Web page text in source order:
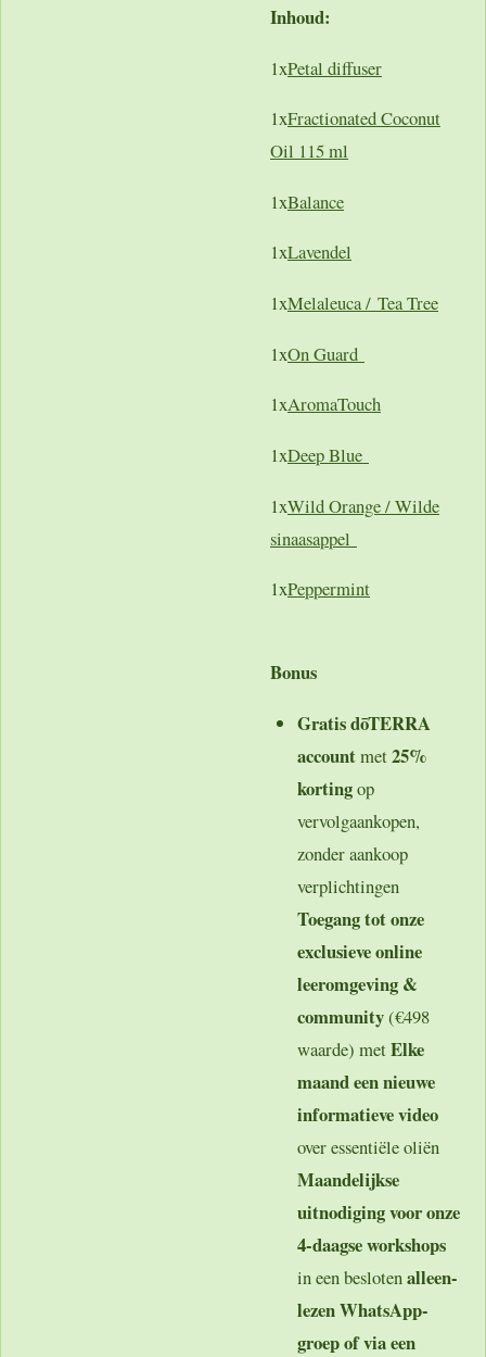
Inhoud:
1xPetal diffuser
1xFractionated Coconut
Oil 115 ml
1xBalance
1xLavendel
1xMelaleuca / Tea Tree
1xOn Guard
1xAromaTouch
1xDeep Blue
1xWild Orange / Wilde
sinaasappel
1xPeppermint
Bonus
Gratis dōTERRA
accountmet25%
kortingop
vervolgaankopen,
zonder aankoop
verplichtingen
Toegang tot onze
exclusieve online
leeromgeving &
community(€498
waarde) metElke
maand een nieuwe
informatieve video
over essentiële oliën
Maandelijkse
uitnodiging voor onze
4-daagse workshops
in een beslotenalleen-
lezen WhatsApp-
groep of via een